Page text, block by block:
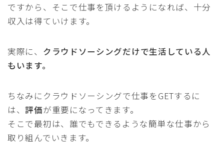
ですから、そこで仕事を頂けるようになれば、十分
収入は得ていけます。
実際に、 クラウドソーシングだけで生活している人
もいます。
ちなみにクラウドソーシングで仕事をGETするに
は、評価が重要になってきます。
そこで最初は、誰でもできるような簡単な仕事から
取り組んでいきます。